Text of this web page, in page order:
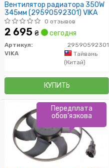
Вентилятор радиатора 350W
345мм (29590592301) VIKA
0 отзывов
2 695 ₴ сегодня
Артикул:
29590592301
VIKA
Тайвань
(Китай)
КУПИТЬ
Передплата
обов'язкова